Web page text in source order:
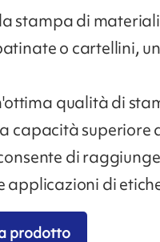
stampa di
o cartellini,
qualità di
capacità superiore
di
applicazioni di
prodotto